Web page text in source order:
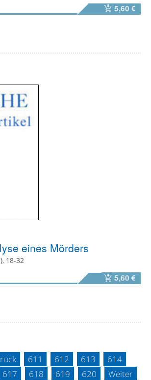
5,60 €
eines Mörders
18-32
5,60 €
611 612 613
614
617 618 619 620
Weiter